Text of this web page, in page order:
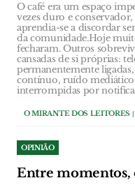
O café era um espaço
vezes duro e
aprendia-se a discordar
da comunidade.Hoje
fecharam. Outros
cansadas de si próprias:
permanentemente
contínuo, ruído
interrompidas por
O MIRANTE DOS LEITORES |
OPINIÃO
Entre momentos,